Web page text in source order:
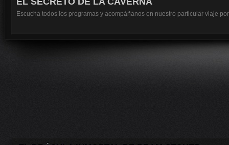
Escucha todos los programas y acompáñanos en nuestro particular viaje